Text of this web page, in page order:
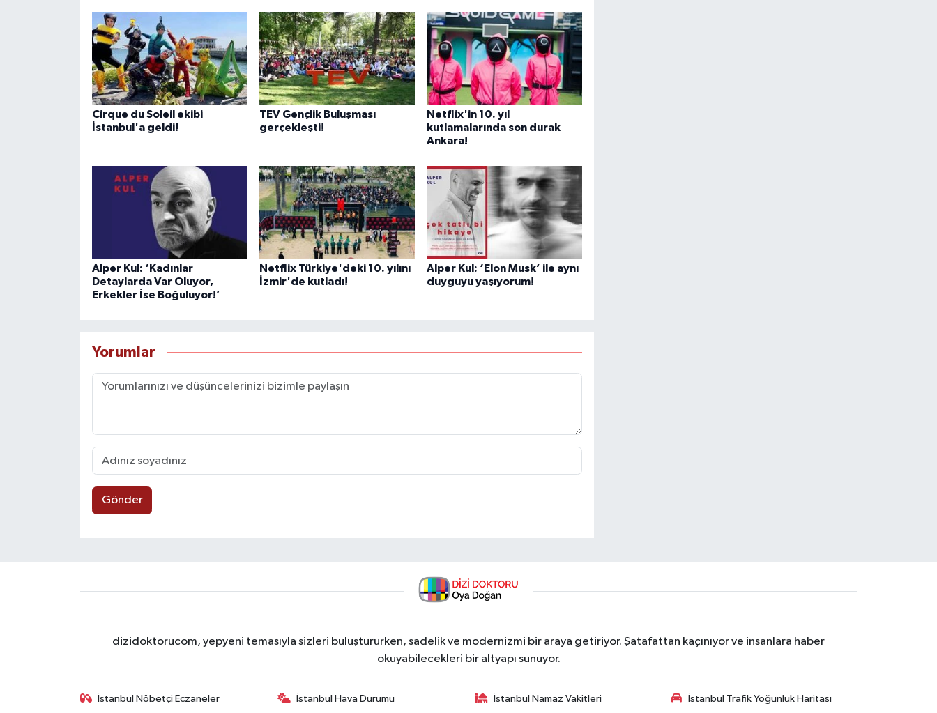
Cirque du Soleil ekibi
İstanbul'a geldi!
TEV Gençlik Buluşması
gerçekleşti!
Netflix'in 10. yıl
kutlamalarında son durak
Ankara!
Alper Kul: ‘Kadınlar
Detaylarda Var Oluyor,
Erkekler İse Boğuluyor!’
Netflix Türkiye'deki 10. yılını
İzmir'de kutladı!
Alper Kul: ‘Elon Musk’ ile aynı
duyguyu yaşıyorum!
Yorumlar
Gönder
dizidoktorucom, yepyeni temasıyla sizleri buluştururken, sadelik ve modernizmi bir araya getiriyor. Şatafattan kaçınıyor ve insanlara haber
okuyabilecekleri bir altyapı sunuyor.
İstanbul Nöbetçi Eczaneler İstanbul Hava Durumu İstanbul Namaz Vakitleri İstanbul Trafik Yoğunluk Haritası